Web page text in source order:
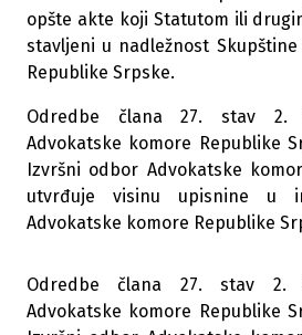
opšte akte koji Statutom ili
stavljeni u nadležnost
Republike Srpske.
Odredbe člana 27. stav 2.
Advokatske komore Republike
Izvršni odbor Advokatske
utvrđuje visinu upisnine u
Advokatske komore Republike
Odredbe člana 27. stav 2.
Advokatske komore Republike